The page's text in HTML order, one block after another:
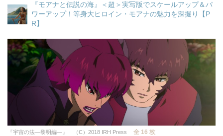
『モアナと伝説の海』＜超＞実写版でスケールアップ＆パ
ワーアップ！等身大ヒロイン・モアナの魅力を深掘り【P
R】
『宇宙の法―黎明編―』 （C）2018 IRH Press 全 16 枚